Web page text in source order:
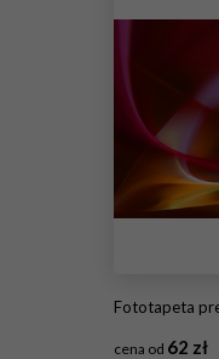
Fototapeta
cena od 62 zł